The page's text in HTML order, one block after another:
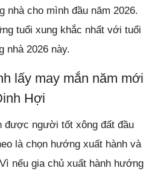
nhà cho mình đầu năm 2026.
tuổi xung khắc nhất với tuổi
nhà 2026 này.
lấy may mắn năm mới
Hợi
được người tốt xông đất đầu
là chọn hướng xuất hành và
nếu gia chủ xuất hành hướng